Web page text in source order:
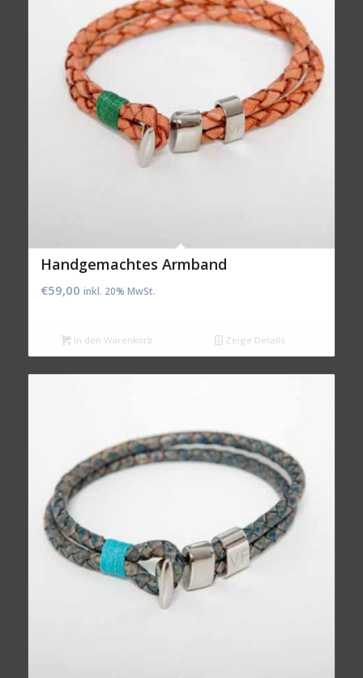
Handgemachtes Armband
€59,00 inkl. 20% MwSt.
In den Warenkorb Zeige Details